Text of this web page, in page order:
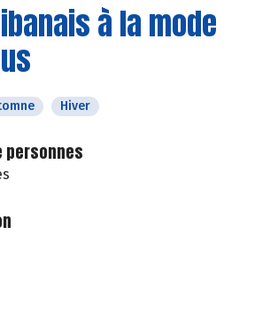
à la mode
Hiver
personnes